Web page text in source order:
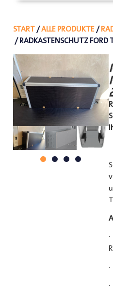
START/ALLE PRODUKTE/
/ RADKASTENSCHUTZ